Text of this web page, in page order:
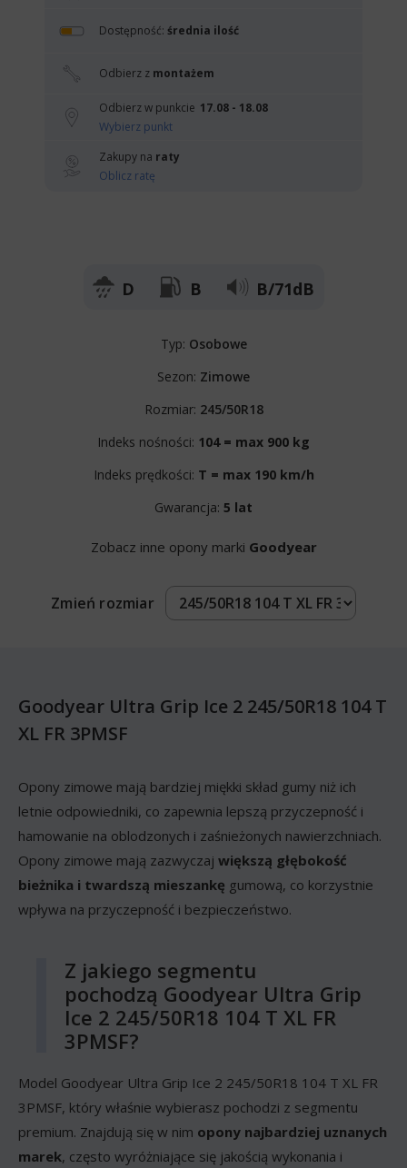
Dostępność: średnia ilość
Odbierz z montażem
Odbierz w punkcie 17.08 - 18.08
Wybierz punkt
Zakupy na raty
Oblicz ratę
D B B/71dB
Typ: Osobowe
Sezon: Zimowe
Rozmiar: 245/50R18
Indeks nośności: 104 = max 900 kg
Indeks prędkości: T = max 190 km/h
Gwarancja: 5 lat
Zobacz inne opony marki Goodyear
Zmień rozmiar
Goodyear Ultra Grip Ice 2 245/50R18 104 T
XL FR 3PMSF
Opony zimowe mają bardziej miękki skład gumy niż ich
letnie odpowiedniki, co zapewnia lepszą przyczepność i
hamowanie na oblodzonych i zaśnieżonych nawierzchniach.
Opony zimowe mają zazwyczaj większą głębokość
bieżnika i twardszą mieszankę gumową, co korzystnie
wpływa na przyczepność i bezpieczeństwo.
Z jakiego segmentu
pochodzą Goodyear Ultra Grip
Ice 2 245/50R18 104 T XL FR
3PMSF?
Model Goodyear Ultra Grip Ice 2 245/50R18 104 T XL FR
3PMSF, który właśnie wybierasz pochodzi z segmentu
premium. Znajdują się w nim opony najbardziej uznanych
marek, często wyróżniające się jakością wykonania i